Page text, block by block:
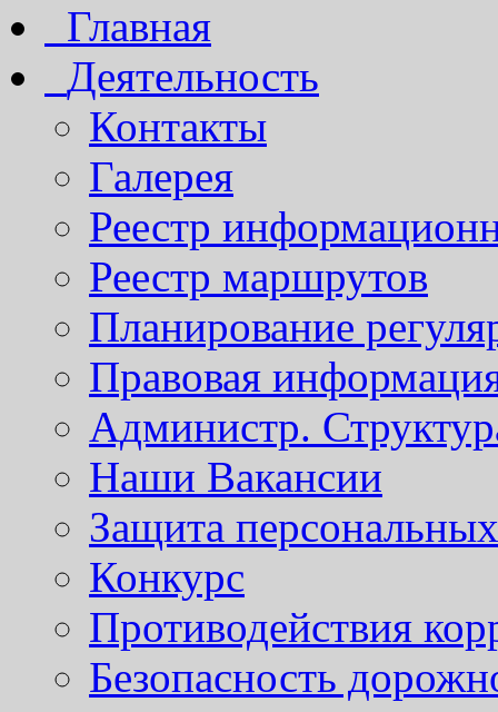
Главная
Деятельность
Контакты
Галерея
Реестр
Реестр маршрутов
Планирование
Правовая
Администр.
Наши Вакансии
Защита
Конкурс
Противодействия
Безопасность